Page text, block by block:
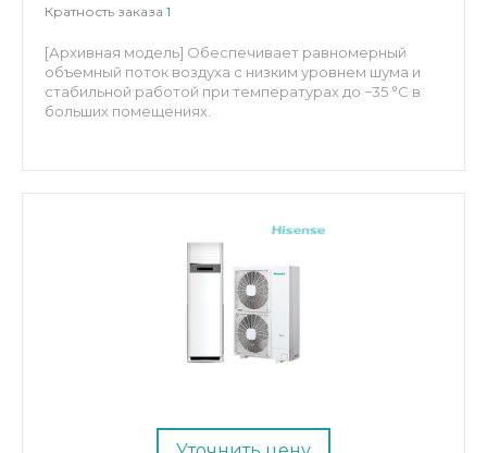
Кратность заказа 1
[Архивная модель] Обеспечивает равномерный
объемный поток воздуха с низким уровнем шума и
стабильной работой при температурах до −35 °C в
больших помещениях.